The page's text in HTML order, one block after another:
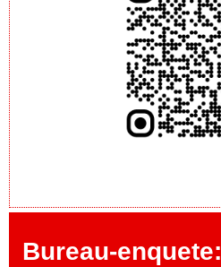
Bureau-enquete: